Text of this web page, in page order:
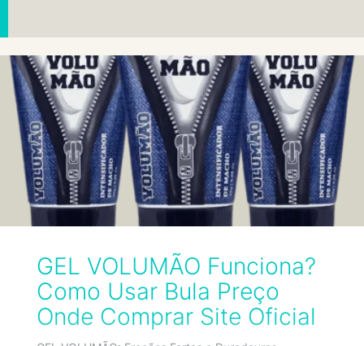
GEL VOLUMÃO Funciona?
Como Usar Bula Preço
Onde Comprar Site Oficial